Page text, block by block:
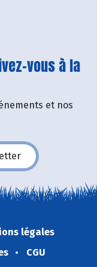
vous à la
et nos
légales
CGU